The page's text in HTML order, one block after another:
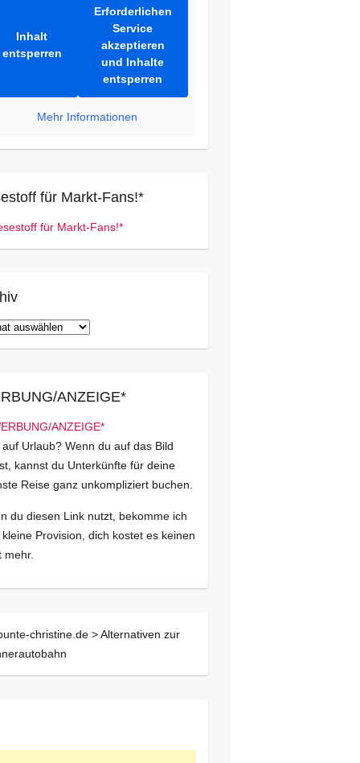
Inhalt
entsperren
Erforderlichen
Service
akzeptieren
und Inhalte
entsperren
Mehr Informationen
für Markt-Fans!*
ANZEIGE*
auf Urlaub? Wenn du auf das Bild
kannst du Unterkünfte für deine
Reise ganz unkompliziert buchen.
du diesen Link nutzt, bekomme ich
Provision, dich kostet es keinen
mehr.
christine.de >Alternativen zur